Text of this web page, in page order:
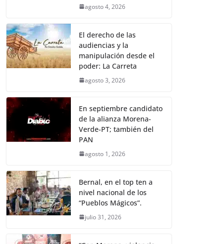
agosto 4, 2026
El derecho de las
audiencias y la
manipulación desde el
poder: La Carreta
agosto 3, 2026
En septiembre candidato
de la alianza Morena-
Verde-PT; también del
PAN
agosto 1, 2026
Bernal, en el top ten a
nivel nacional de los
“Pueblos Mágicos”.
julio 31, 2026